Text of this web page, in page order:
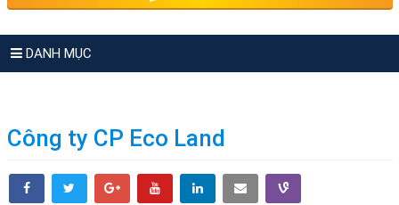
DANH MỤC
Công ty CP Eco Land